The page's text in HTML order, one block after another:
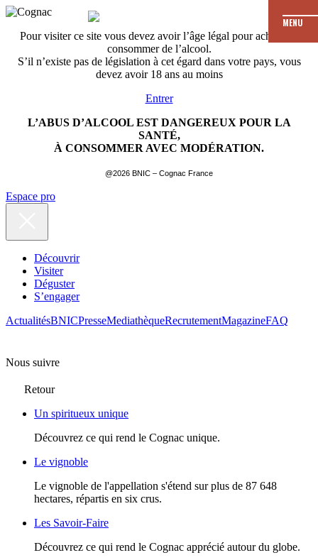
Pour visiter ce site vous devez avoir l’âge légal pour acheter et
consommer de l’alcool.
S’il n’existe pas de législation à cet égard dans votre pays, vous
devez avoir 18 ans au moins
Entrer
L’ABUS D’ALCOOL EST DANGEREUX POUR LA
SANTÉ,
À CONSOMMER AVEC MODÉRATION.
@2026 BNIC – Cognac France
MENU
Espace pro
Découvrir
Visiter
Déguster
S’engager
ActualitésBNICPresseMediathèqueRecrutementMagazineFAQ
Nous suivre
Retour
Un spiritueux unique
Découvrez ce qui rend le Cognac unique.
Le vignoble
Le vignoble de l'appellation s'étend sur plus de 87 648
hectares, répartis en six crus.
Les Savoir-Faire
Découvrez ce qui rend le Cognac apprécié autour du globe.